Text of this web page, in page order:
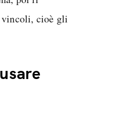
cioè gli